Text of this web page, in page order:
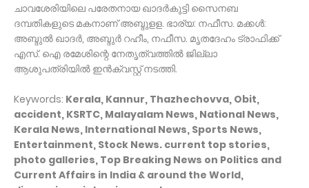
ചാവശേരിയിലെ പരേതനായ ഖാദര്‍കുട്ടി സൈനബ
ദമ്പതികളുടെ മകനാണ് അബ്ദുളള. ഭാര്യ: നഫീസ. മക്കള്‍:
അബ്ദുല്‍ ഖാദര്‍, അബ്ദുര്‍ റഹീം, നഫീസ. മൃതദേഹം ട്രാഫിക്ക്
എസ്. ഐ രമേശിന്റെ നേതൃത്വത്തില്‍ ജില്ലാ
ആശുപത്രിയില്‍ ഇന്‍ക്വസ്റ്റ് നടത്തി.
Keywords: Kerala, Kannur, Thazhechovva, Obit,
accident, KSRTC, Malayalam News, National News,
Kerala News, International News, Sports News,
Entertainment, Stock News. current top stories,
photo galleries, Top Breaking News on Politics and
Current Affairs in India & around the World,